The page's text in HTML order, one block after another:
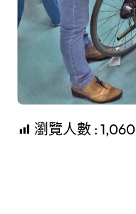
瀏覽人數 : 1,060